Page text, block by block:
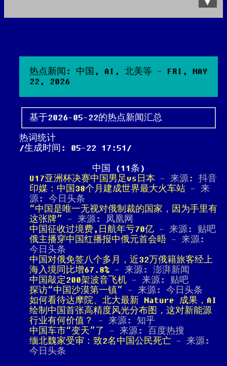
热点新闻: 中国, AI, 北美等 - FRI, MAY
22, 2026
基于2026-05-22的热点新闻汇总
热词统计
生成时间: 05-22 17:51
中国 (11条)
U17亚洲杯决赛中国男足vs日本 - 来源: 抖音
印媒：中国38个月建成世界最大火车站 - 来
源: 今日头条
“中国是唯一无视对俄制裁的国家，因为手里有
这张牌” - 来源: 凤凰网
中国征收过境费,日航年亏70亿 - 来源: 贴吧
俄主播穿中国红播报中俄元首会晤 - 来源:
今日头条
中国对俄免签八个多月，近32万俄籍旅客经上
海入境同比增67.8% - 来源: 澎湃新闻
中国敲定200架波音飞机 - 来源: 贴吧
探访“中国沙漠第一镇” - 来源: 今日头条
如何看待达摩院、北大最新 Nature 成果，AI
绘制中国首张高精度风光分布图，这对新能源
行业有何价值？
- 来源: 知乎
中国车市“变天”了
- 来源: 百度热搜
缅北魏家受审：致2名中国公民死亡 - 来源:
今日头条